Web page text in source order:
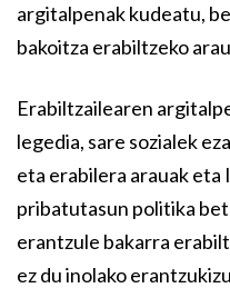
argitalpenak kudeatu,
bakoitza erabiltzeko
Erabiltzailearen
legedia, sare sozialek
eta erabilera arauak eta
pribatutasun politika
erantzule bakarra
ez du inolako